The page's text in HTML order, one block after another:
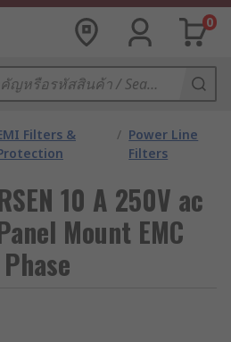
0
Filters &
/ Power Line
Filters
10 A 250V ac
Mount EMC